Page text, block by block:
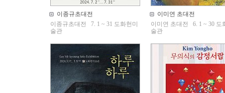
이종규초대전
이종규초대전 7. 1 ~ 31 도화헌미
술관
이미연 초대전
이미연 초대전 6. 1 ~ 30 도
술관